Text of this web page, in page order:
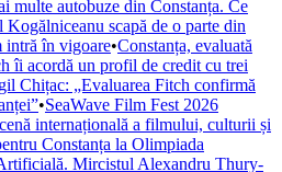
multe autobuze din Constanța. Ce
scapă de o parte din
intră în vigoare•Constanța, evaluată
îi acordă un profil de credit cu trei
Chițac: „Evaluarea Fitch confirmă
•SeaWave Film Fest 2026
internațională a filmului, culturii și
Constanța la Olimpiada
Mircistul Alexandru Thury-